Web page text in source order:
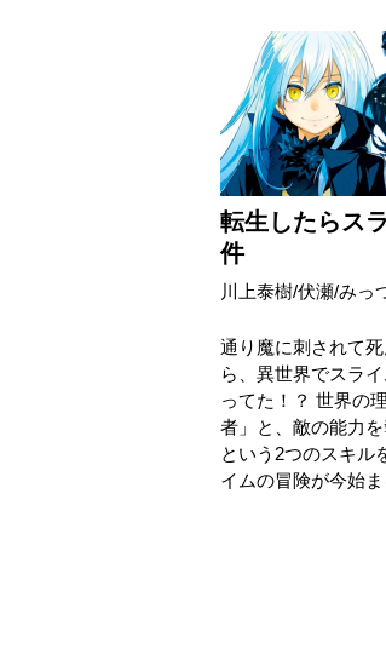
転生したらス
件
川上泰樹/伏瀬/みっ
通り魔に刺されて
ら、異世界でスラ
ってた！？ 世界の
者」と、敵の能力を
という2つのスキル
イムの冒険が今始ま